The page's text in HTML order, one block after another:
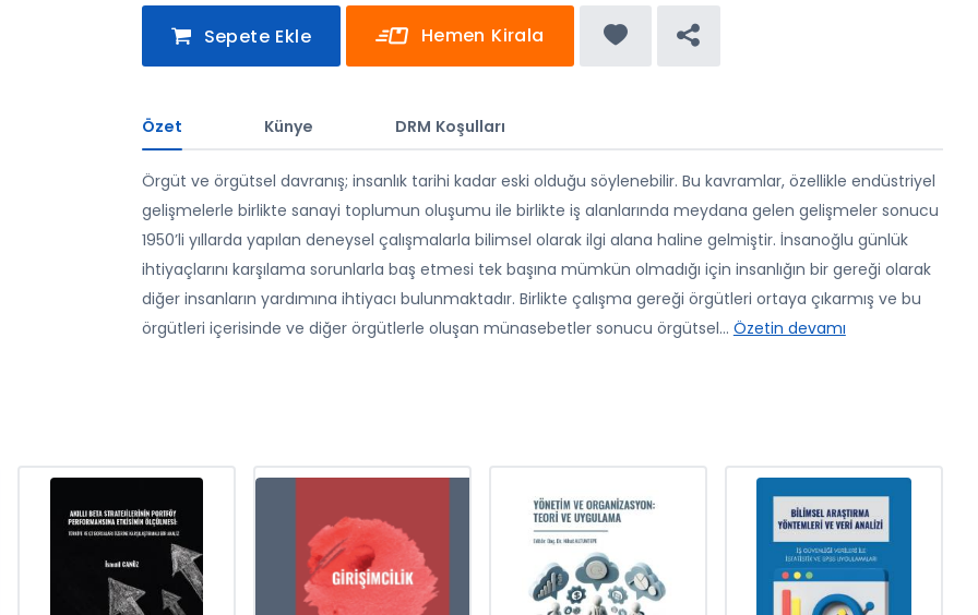
Sepete Ekle Hemen Kirala
Özet Künye DRM Koşulları
Örgüt ve örgütsel davranış; insanlık tarihi kadar eski olduğu söylenebilir. Bu kavramlar, özellikle endüstriyel
gelişmelerle birlikte sanayi toplumun oluşumu ile birlikte iş alanlarında meydana gelen gelişmeler sonucu
1950’li yıllarda yapılan deneysel çalışmalarla bilimsel olarak ilgi alana haline gelmiştir. İnsanoğlu günlük
ihtiyaçlarını karşılama sorunlarla baş etmesi tek başına mümkün olmadığı için insanlığın bir gereği olarak
diğer insanların yardımına ihtiyacı bulunmaktadır. Birlikte çalışma gereği örgütleri ortaya çıkarmış ve bu
örgütleri içerisinde ve diğer örgütlerle oluşan münasebetler sonucu örgütsel... Özetin devamı